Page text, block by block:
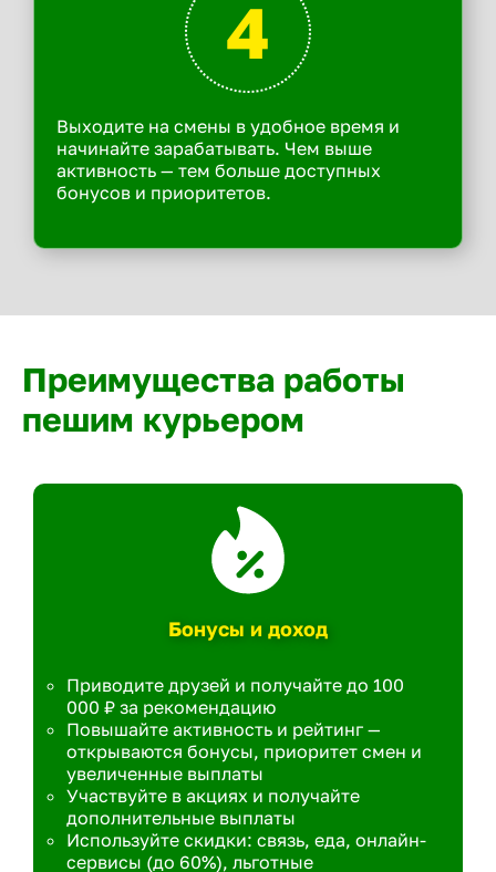
4
Выходите на смены в удобное время и
начинайте зарабатывать. Чем выше
активность — тем больше доступных
бонусов и приоритетов.
Преимущества работы
пешим курьером
Бонусы и доход
Приводите друзей и получайте до 100
000 ₽ за рекомендацию
Повышайте активность и рейтинг —
открываются бонусы, приоритет смен и
увеличенные выплаты
Участвуйте в акциях и получайте
дополнительные выплаты
Используйте скидки: связь, еда, онлайн-
сервисы (до 60%), льготные